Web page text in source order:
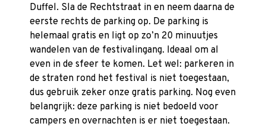
Duffel. Sla de Rechtstraat in en neem daarna de
eerste rechts de parking op. De parking is
helemaal gratis en ligt op zo’n 20 minuutjes
wandelen van de festivalingang. Ideaal om al
even in de sfeer te komen. Let wel: parkeren in
de straten rond het festival is niet toegestaan,
dus gebruik zeker onze gratis parking. Nog even
belangrijk: deze parking is niet bedoeld voor
campers en overnachten is er niet toegestaan.